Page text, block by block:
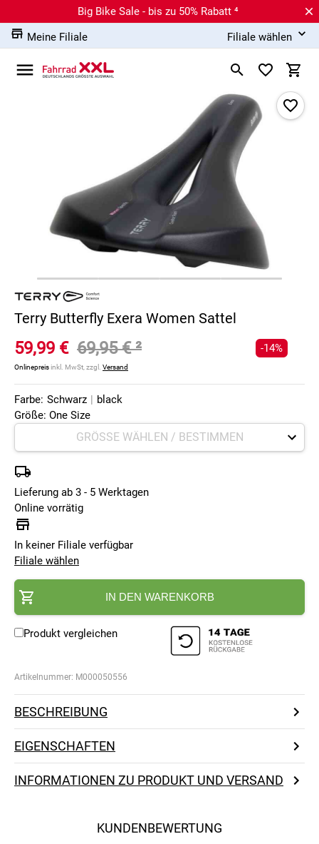
Big Bike Sale - bis zu 50% Rabatt ⁴
Meine Filiale
Filiale wählen
Terry Butterfly Exera Women Sattel
59,99 € 69,95 €²
Onlinepreisinkl. MwSt, zzgl. Versand
-14%
Farbe: Schwarz | black
Größe: One Size
Lieferung ab 3 - 5 Werktagen
Online vorrätig
In keiner Filiale verfügbar
Filiale wählen
IN DEN WARENKORB
Produkt vergleichen
Artikelnummer: M000050556
BESCHREIBUNG
EIGENSCHAFTEN
INFORMATIONEN ZU PRODUKT UND VERSAND
KUNDENBEWERTUNG